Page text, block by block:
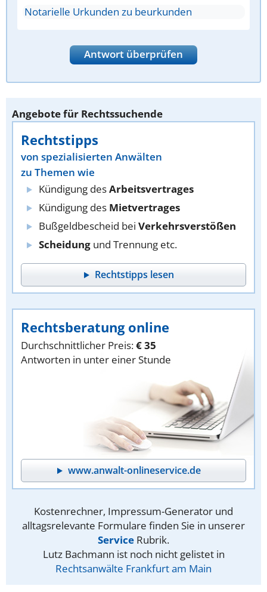
Notarielle Urkunden zu beurkunden
Antwort überprüfen
Angebote für Rechtssuchende
Rechtstipps
von spezialisierten Anwälten
zu Themen wie
Kündigung desArbeitsvertrages
Kündigung des Mietvertrages
Bußgeldbescheid bei Verkehrsverstößen
Scheidung und Trennung etc.
Rechtstipps lesen
Rechtsberatung online
Durchschnittlicher Preis:€ 35
Antworten in unter einer Stunde
www.anwalt-onlineservice.de
Kostenrechner, Impressum-Generator und
alltagsrelevante Formulare finden Sie in unserer
Service Rubrik.
Lutz Bachmann ist noch nicht gelistet in
Rechtsanwälte Frankfurt am Main